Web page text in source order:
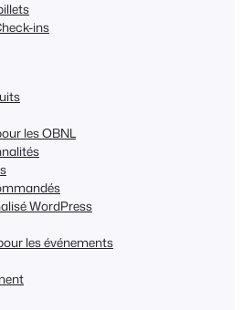
ins
les OBNL
WordPress
les événements